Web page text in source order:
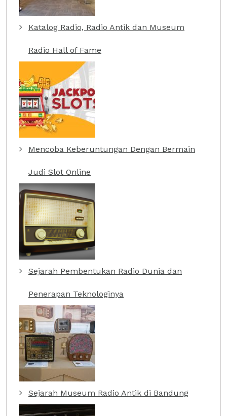
Katalog Radio, Radio Antik dan Museum
Radio Hall of Fame
Mencoba Keberuntungan Dengan Bermain
Judi Slot Online
Sejarah Pembentukan Radio Dunia dan
Penerapan Teknologinya
Sejarah Museum Radio Antik di Bandung